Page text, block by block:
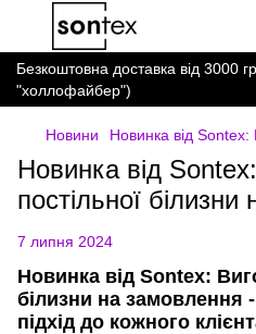
Безкоштовна доставка від 3000
"холлофайбер")
Новини Новинка від Sontex:
Новинка від
постільної
7 липня 2024
Новинка від Sontex:
білизни на замовлення
підхід до кожного